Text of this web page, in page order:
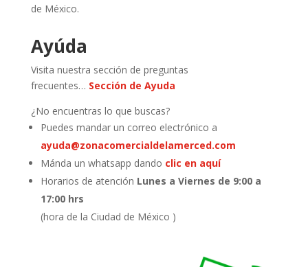
de México.
Ayúda
Visita nuestra sección de preguntas
frecuentes… Sección de Ayuda
¿No encuentras lo que buscas?
Puedes mandar un correo electrónico a
ayuda@zonacomercialdelamerced.com
Mánda un whatsapp dando clic en aquí
Horarios de atención Lunes a Viernes de 9:00 a
17:00 hrs
(hora de la Ciudad de México )